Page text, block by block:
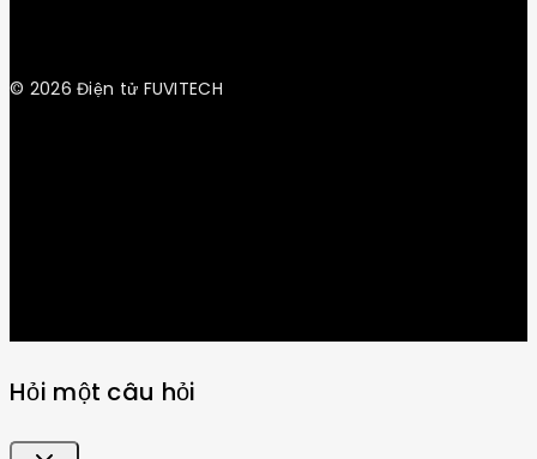
© 2026 Điện tử FUVITECH
Hỏi một câu hỏi